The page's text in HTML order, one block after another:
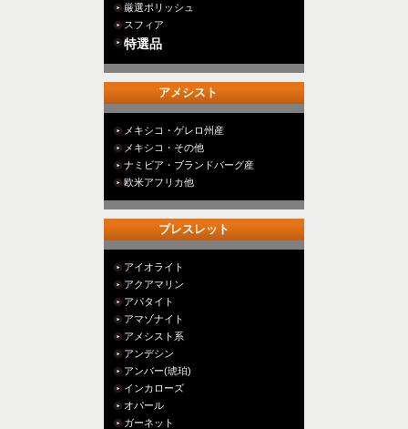
厳選ポリッシュ
スフィア
特選品
アメシスト
メキシコ・ゲレロ州産
メキシコ・その他
ナミビア・ブランドバーグ産
欧米アフリカ他
ブレスレット
アイオライト
アクアマリン
アパタイト
アマゾナイト
アメシスト系
アンデシン
アンバー(琥珀)
インカローズ
オパール
ガーネット